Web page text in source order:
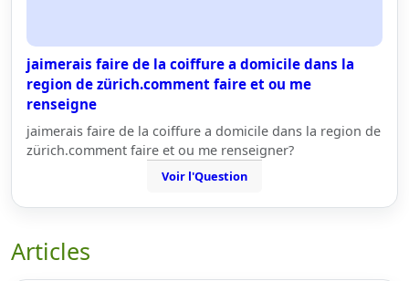
jaimerais faire de la coiffure a domicile dans la
region de zürich.comment faire et ou me
renseigne
jaimerais faire de la coiffure a domicile dans la region de
zürich.comment faire et ou me renseigner?
Voir l'Question
Articles